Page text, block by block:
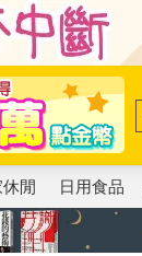
休閒 日用食品